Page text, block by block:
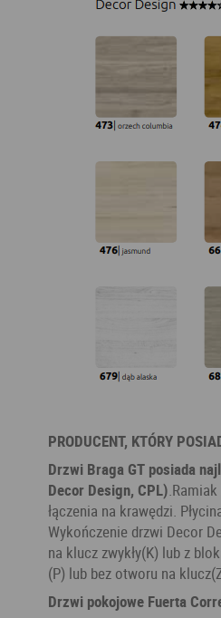
PRODUCENT, KTÓRY
Drzwi Braga GT posiada
Decor Design, CPL)
łączenia na krawędzi.
Wykończenie drzwi Decor
na klucz zwykły(K) lub z
(P) lub bez otworu na
Drzwi pokojowe Fuerta